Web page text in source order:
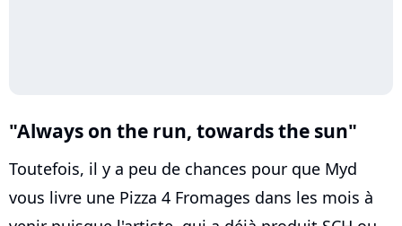
"Always on the run, towards the sun"
Toutefois, il y a peu de chances pour que Myd
vous livre une Pizza 4 Fromages dans les mois à